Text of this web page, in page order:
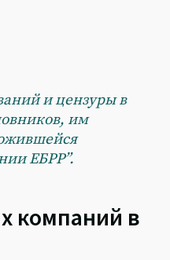
и цензуры в
им
ЕБРР”.
компаний в